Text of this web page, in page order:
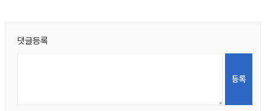
댓글등록